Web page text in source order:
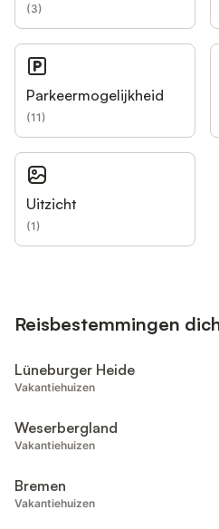
(3)
Parkeermogelijkheid
(11)
Uitzicht
(1)
Reisbestemmingen
Lüneburger Heide
Vakantiehuizen
Weserbergland
Vakantiehuizen
Bremen
Vakantiehuizen